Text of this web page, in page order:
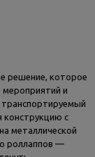
решение, которое
и
конструкцию с
металлической
роллаппов —